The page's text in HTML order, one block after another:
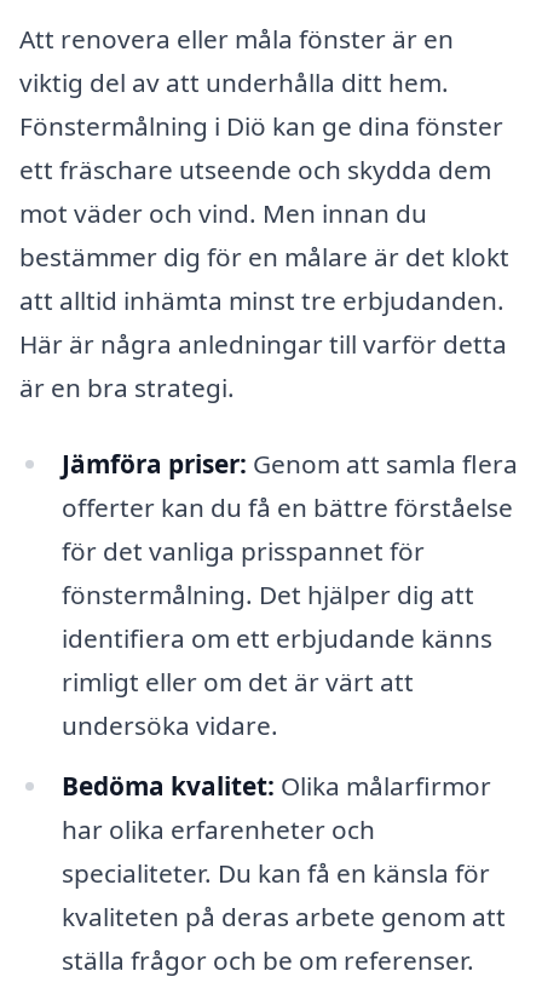
Att renovera eller måla fönster är en
viktig del av att underhålla ditt hem.
Fönstermålning i Diö kan ge dina fönster
ett fräschare utseende och skydda dem
mot väder och vind. Men innan du
bestämmer dig för en målare är det klokt
att alltid in­hämta minst tre erbjudanden.
Här är några anledningar till varför detta
är en bra strategi.
Jämföra priser: Genom att samla flera
offerter kan du få en bättre förståelse
för det vanliga prisspannet för
fönstermålning. Det hjälper dig att
identifiera om ett erbjudande känns
rimligt eller om det är värt att
undersöka vidare.
Bedöma kvalitet: Olika målarfirmor
har olika erfarenheter och
specialiteter. Du kan få en känsla för
kvaliteten på deras arbete genom att
ställa frågor och be om referenser.